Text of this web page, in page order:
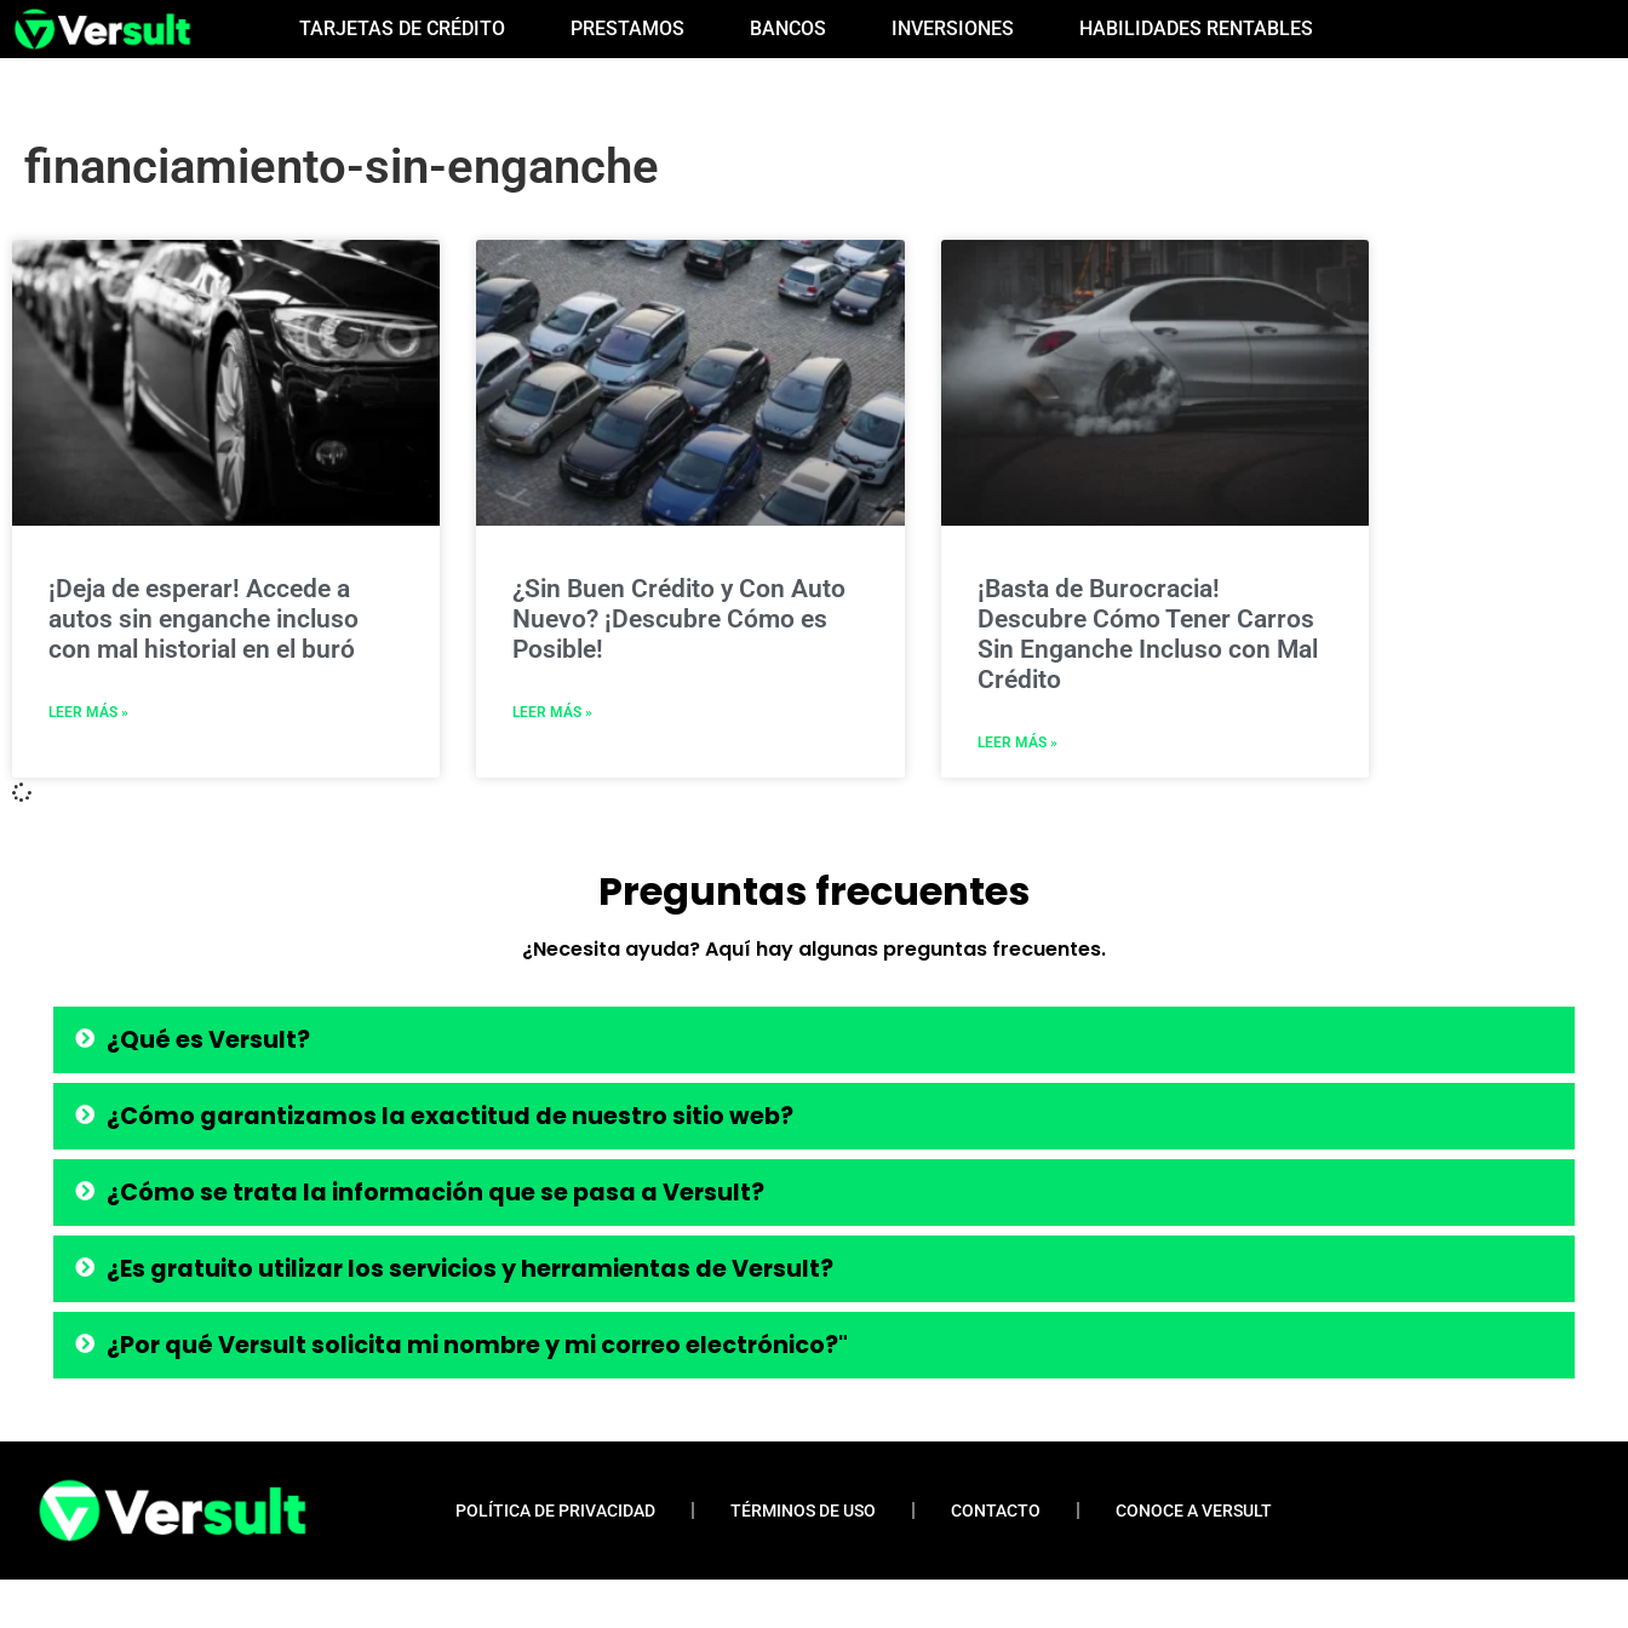
TARJETAS DE CRÉDITO PRESTAMOS BANCOS INVERSIONES HABILIDADES RENTABLES
financiamiento-sin-enganche
¡Deja de esperar! Accede a
autos sin enganche incluso
con mal historial en el buró
LEER MÁS »
¿Sin Buen Crédito y Con Auto
Nuevo? ¡Descubre Cómo es
Posible!
LEER MÁS »
¡Basta de Burocracia!
Descubre Cómo Tener Carros
Sin Enganche Incluso con Mal
Crédito
LEER MÁS »
Preguntas frecuentes
¿Necesita ayuda? Aquí hay algunas preguntas frecuentes.
¿Qué es Versult?
¿Cómo garantizamos la exactitud de nuestro sitio web?
¿Cómo se trata la información que se pasa a Versult?
¿Es gratuito utilizar los servicios y herramientas de Versult?
¿Por qué Versult solicita mi nombre y mi correo electrónico?"
POLÍTICA DE PRIVACIDAD TÉRMINOS DE USO CONTACTO CONOCE A VERSULT